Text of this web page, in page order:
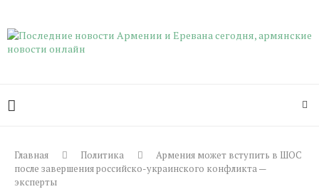
Главная Политика
Армения может вступить в ШОС
после завершения российско-украинского конфликта —
эксперты